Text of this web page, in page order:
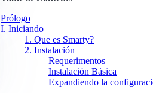
Prólogo
I. Iniciando
1. Que es Smarty?
2. Instalación
Requerimentos
Instalación Básica
Expandiendo la